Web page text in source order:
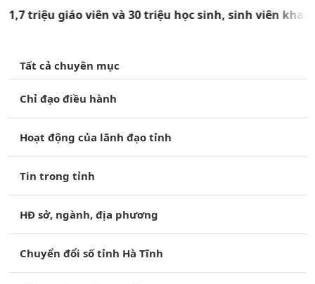
1,7 triệu giáo viên và 30 triệu học sinh, sinh viên khai
Tất cả chuyên mục
Chỉ đạo điều hành
Hoạt động của lãnh đạo tỉnh
Tin trong tỉnh
HĐ sở, ngành, địa phương
Chuyển đổi số tỉnh Hà Tĩnh